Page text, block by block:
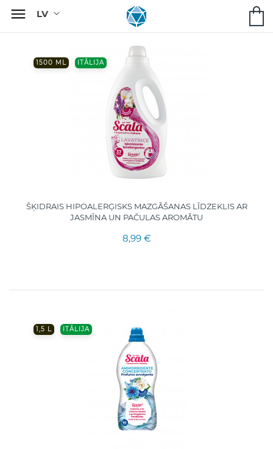

1500 ML ITĀLIJA
ŠĶIDRAIS HIPOALERĢISKS MAZGĀŠANAS LĪDZEKLIS AR
JASMĪNA UN PAČULAS AROMĀTU
8,99 €
1,5 L ITĀLIJA